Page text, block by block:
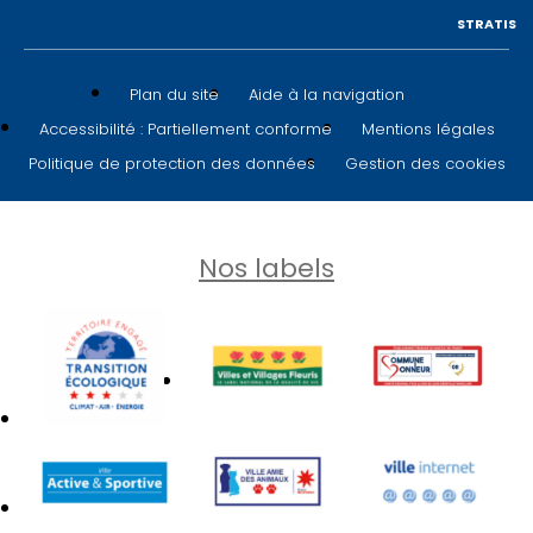
Plan du site
Aide à la navigation
Accessibilité : Partiellement conforme
Mentions légales
Politique de protection des données
Gestion des cookies
STRATIS
Nos labels